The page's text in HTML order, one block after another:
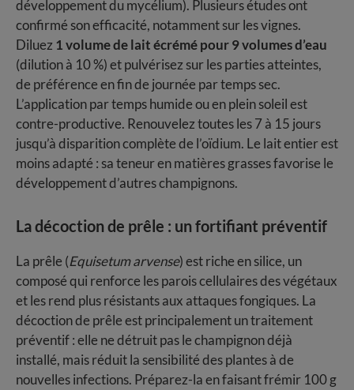
développement du mycélium). Plusieurs études ont
confirmé son efficacité, notamment sur les vignes.
Diluez1 volume de lait écrémé pour 9 volumes d’eau
(dilution à 10 %) et pulvérisez sur les parties atteintes,
de préférence en fin de journée par temps sec.
L’application par temps humide ou en plein soleil est
contre-productive. Renouvelez toutes les 7 à 15 jours
jusqu’à disparition complète de l’oïdium. Le lait entier est
moins adapté : sa teneur en matières grasses favorise le
développement d’autres champignons.
La décoction de prêle : un fortifiant préventif
La prêle (Equisetum arvense) est riche en silice, un
composé qui renforce les parois cellulaires des végétaux
et les rend plus résistants aux attaques fongiques. La
décoction de prêle est principalement un traitement
préventif : elle ne détruit pas le champignon déjà
installé, mais réduit la sensibilité des plantes à de
nouvelles infections. Préparez-la en faisant frémir 100 g